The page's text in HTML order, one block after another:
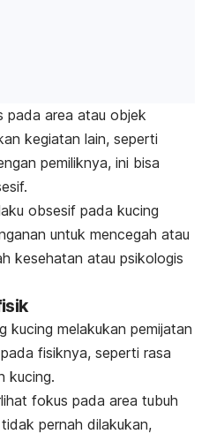
pada area atau objek
kegiatan lain, seperti
pemiliknya, ini bisa
obsesif pada kucing
untuk mencegah atau
kesehatan atau psikologis
kucing melakukan pemijatan
fisiknya, seperti rasa
kucing.
fokus pada area tubuh
pernah dilakukan,